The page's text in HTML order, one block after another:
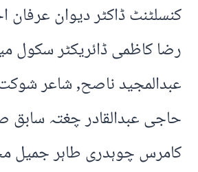
کنسلٹنٹ ڈاکٹر دیوان
رضا کاظمی ڈائریکٹر سکول
عبدالمجید ناصح, شاعر
حاجی عبدالقادر چغتہ سابق
کامرس چوہدری طاہر جمیل